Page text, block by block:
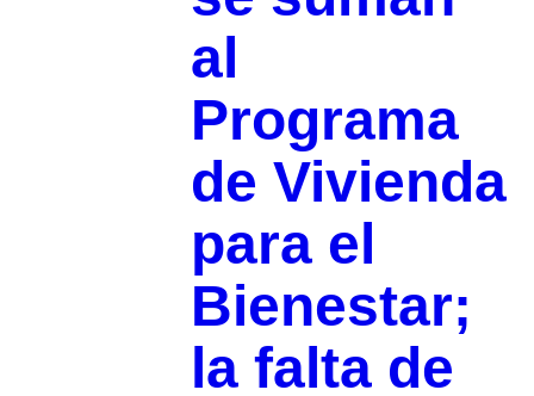
al
Programa
de Vivienda
para el
Bienestar;
la falta de